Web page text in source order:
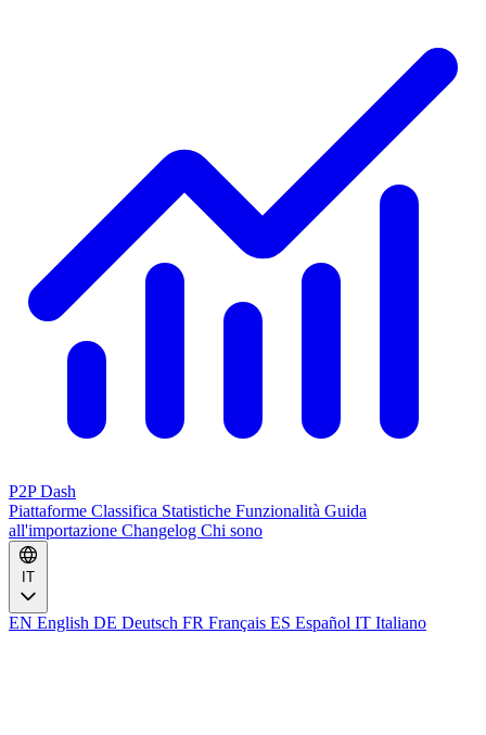
P2P Dash
Piattaforme Classifica Statistiche Funzionalità Guida
all'importazione Changelog Chi sono
IT
EN English DE Deutsch FR Français ES Español IT Italiano